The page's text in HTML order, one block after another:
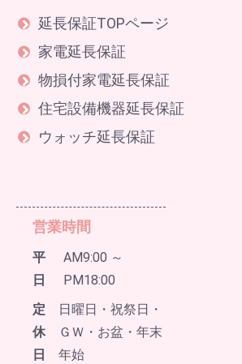
延長保証TOPページ
家電延長保証
物損付家電延長保証
住宅設備機器延長保証
ウォッチ延長保証
営業時間
平
日
AM9:00 ～
PM18:00
定
休
日
日曜日・祝祭日・
ＧＷ・お盆・年末
年始